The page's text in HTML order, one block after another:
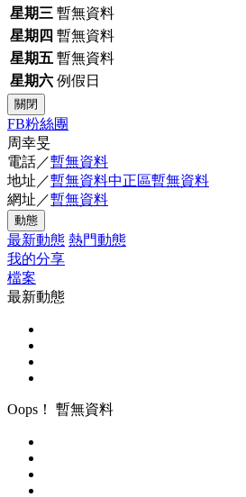
星期三 暫無資料
星期四 暫無資料
星期五 暫無資料
星期六 例假日
關閉
FB粉絲團
周幸旻
電話／暫無資料
地址／暫無資料中正區暫無資料
網址／暫無資料
動態
最新動態 熱門動態
我的分享
檔案
最新動態
Oops！ 暫無資料